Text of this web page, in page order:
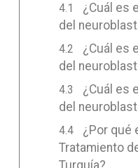
¿Cuál es
del
¿Cuál es
del
¿Cuál es
del
¿Por qué
Tratamiento